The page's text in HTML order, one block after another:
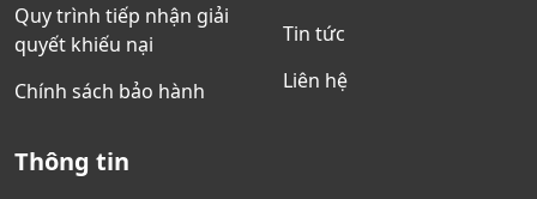
Quy trình tiếp nhận giải
quyết khiếu nại
Chính sách bảo hành
Tin tức
Liên hệ
Thông tin